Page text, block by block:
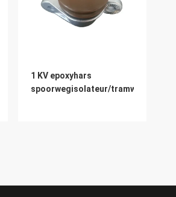
1 KV epoxyhars
spoorwegisolateur/